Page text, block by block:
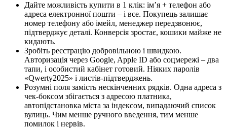
Дайте можливість купити в 1 клік: ім’я + телефон або
адреса електронної пошти – і все. Покупець залишає
номер телефону або імейл, менеджер передзвонює,
підтверджує деталі. Конверсія зростає, кошики майже не
кидають.
Зробіть реєстрацію добровільною і швидкою.
Авторизація через Google, Apple ID або соцмережі – два
тапи, і особистий кабінет готовий. Ніяких паролів
«Qwerty2025» і листів-підтверджень.
Розумні поля замість нескінченних рядків. Одна адреса з
чек-боксом збігається з адресою платника,
автопідстановка міста за індексом, випадаючий список
вулиць. Чим менше ручного введення, тим менше
помилок і нервів.